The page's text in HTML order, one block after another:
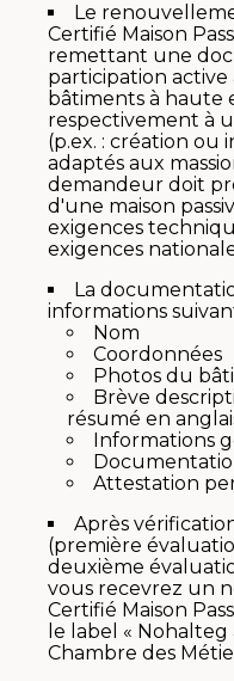
Le
Certifié Maison
remettant une
participation active
bâtiments à haute
respectivement à
(p.ex. : création ou
adaptés aux
demandeur doit
d'une maison
exigences
exigences
La
informations
Nom
Coordonnées
Photos du
Brève
résumé en
Informations
Attestation
Après
(première
deuxième
vous recevrez un
Certifié Maison
le label «
Chambre des